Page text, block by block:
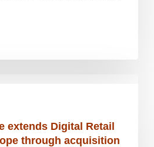
extends Digital Retail
through acquisition